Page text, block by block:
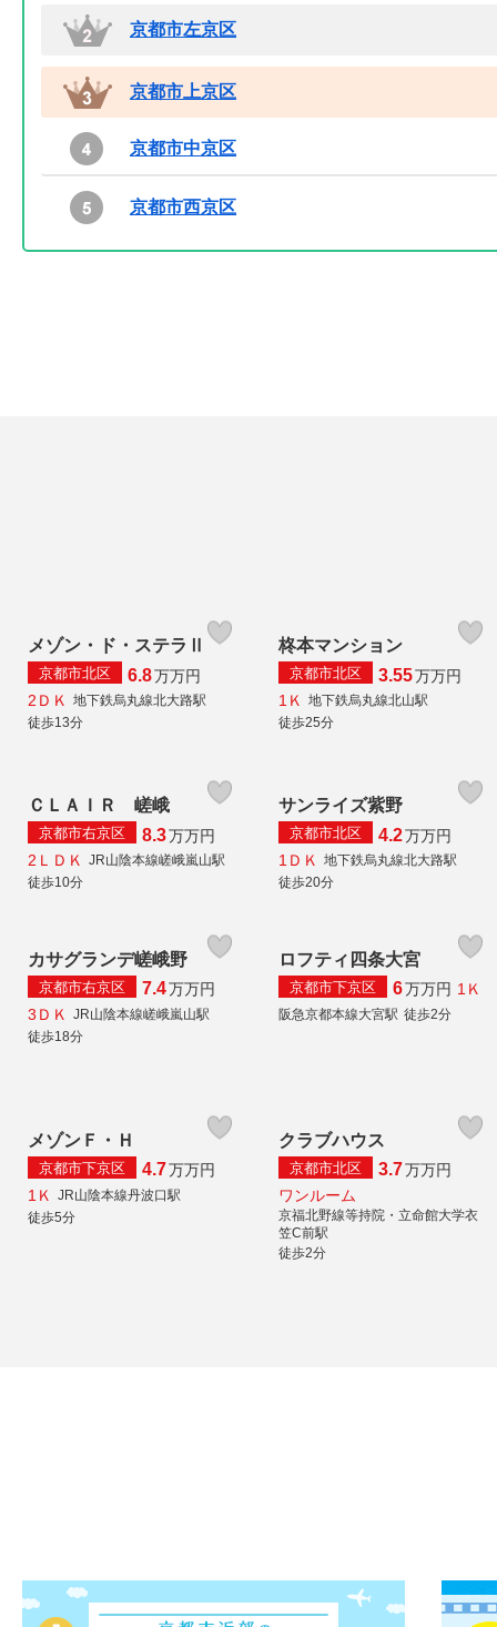
京都市左京区
京都市上京区
京都市中京区
京都市西京区
メゾン・ド・ステラⅡ
京都市北区 6.8万万円
2ＤＫ
地下鉄烏丸線北大路駅
徒歩13分
柊本マンション
京都市北区 3.55万万円
1Ｋ
地下鉄烏丸線北山駅
徒歩25分
ＣＬＡＩＲ 嵯峨
京都市右京区 8.3万万円
2ＬＤＫ
JR山陰本線嵯峨嵐山駅
徒歩10分
サンライズ紫野
京都市北区 4.2万万円
1ＤＫ
地下鉄烏丸線北大路駅
徒歩20分
カサグランデ嵯峨野
京都市右京区 7.4万万円
3ＤＫ
JR山陰本線嵯峨嵐山駅
徒歩18分
ロフティ四条大宮
京都市下京区 6万万円 1Ｋ
阪急京都本線大宮駅 徒歩2分
メゾンＦ・Ｈ
京都市下京区 4.7万万円
1Ｋ
JR山陰本線丹波口駅
徒歩5分
クラブハウス
京都市北区 3.7万万円
ワンルーム
京福北野線等持院・立命館大学衣
笠C前駅
徒歩2分